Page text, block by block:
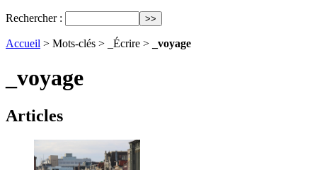
Rechercher :
Accueil > Mots-clés > _Écrire > _voyage
_voyage
Articles